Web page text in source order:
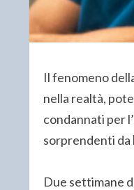
Il fenomeno
nella realtà,
condannati per
sorprendenti da
Due settimane